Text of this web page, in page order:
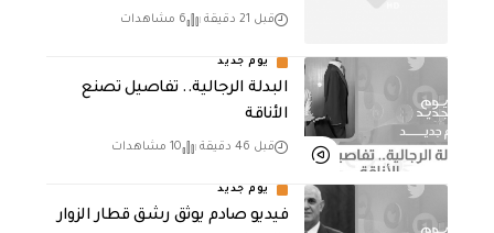
قبل 21 دقيقة 6 مشاهدات
يوم جديد
البدلة الرجالية.. تفاصيل تصنع
الأناقة
قبل 46 دقيقة 10 مشاهدات
يوم جديد
فيديو صادم يوثق رشق قطار الزوار